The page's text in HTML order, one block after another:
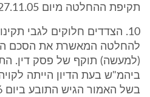
תקיפת ההחלטה מיום 27.11.05
10. הצדדים חלוקים לגבי
להחלטה המאשרת את הסכם
(למעשה) תוקף של פסק דין.
ביהמ"ש בעת הדיון הייתה